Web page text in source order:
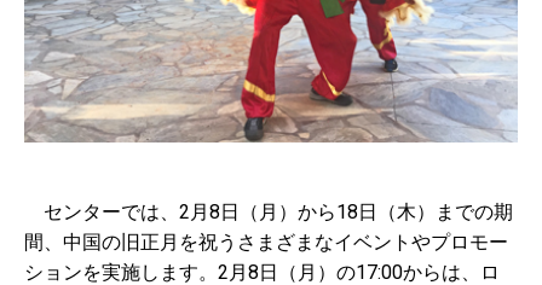
センターでは、2月8日（月）から18日（木）までの期
間、中国の旧正月を祝うさまざまなイベントやプロモー
ションを実施します。2月8日（月）の17:00からは、ロ